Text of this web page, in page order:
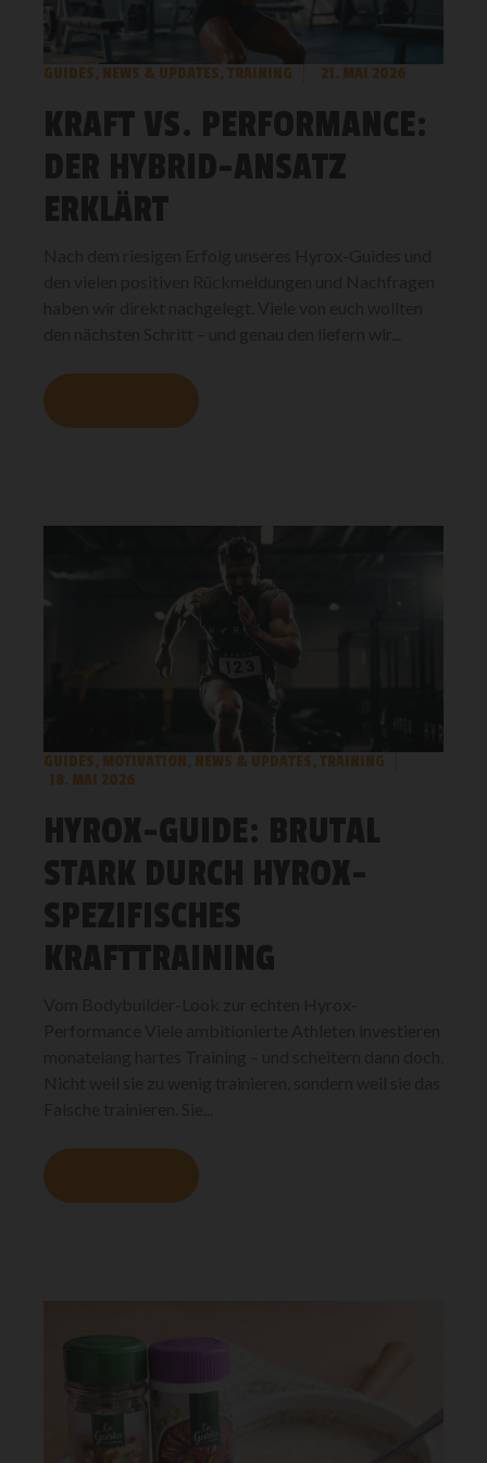
GUIDES, NEWS & UPDATES, TRAINING 21. MAI 2026
KRAFT VS. PERFORMANCE:
DER HYBRID-ANSATZ
ERKLÄRT
GUIDES, MOTIVATION, NEWS & UPDATES, TRAINING
18. MAI 2026
HYROX-GUIDE: BRUTAL
STARK DURCH HYROX-
SPEZIFISCHES
KRAFTTRAINING